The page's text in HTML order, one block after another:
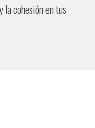
la cohesión en tus